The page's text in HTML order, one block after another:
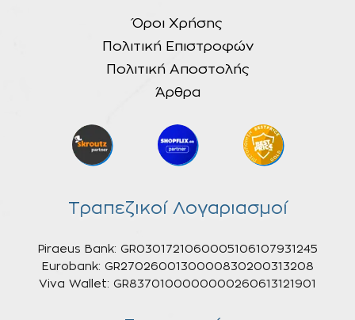
Όροι Χρήσης
Πολιτική Επιστροφών
Πολιτική Αποστολής
Άρθρα
Τραπεζικοί Λογαριασμοί
Piraeus Bank: GR0301721060005106107931245
Eurobank: GR2702600130000830200313208
Viva Wallet: GR8370100000000260613121901